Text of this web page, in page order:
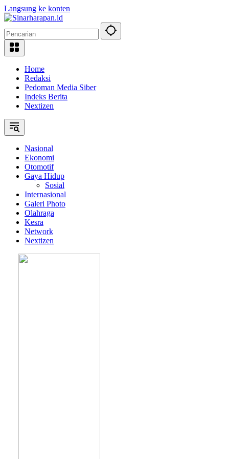
Langsung ke konten
Home
Redaksi
Pedoman Media Siber
Indeks Berita
Nextizen
Nasional
Ekonomi
Otomotif
Gaya Hidup
Sosial
Internasional
Galeri Photo
Olahraga
Kesra
Network
Nextizen